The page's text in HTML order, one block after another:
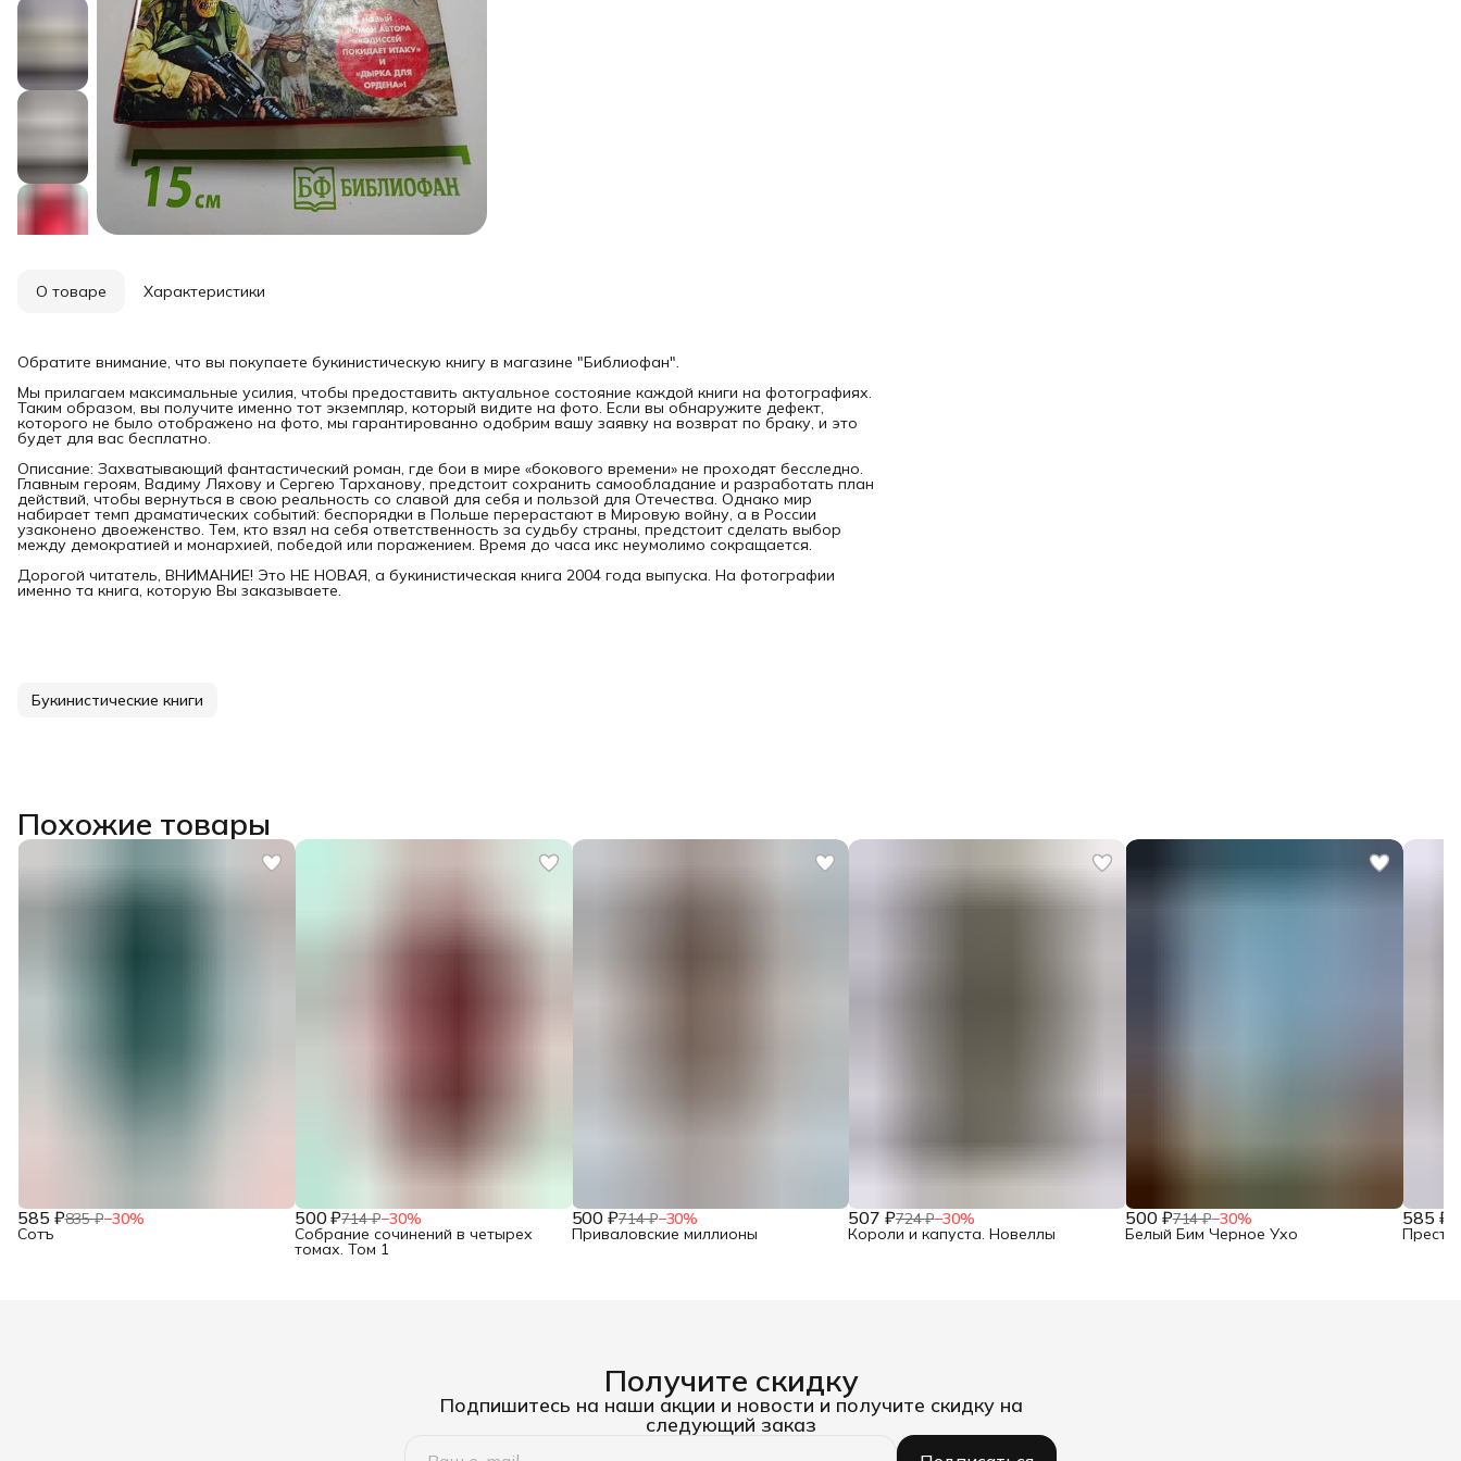
О товаре Характеристики
Обратите внимание, что вы покупаете букинистическую книгу в магазине "Библиофан".
Мы прилагаем максимальные усилия, чтобы предоставить актуальное состояние каждой книги на фотографиях.
Таким образом, вы получите именно тот экземпляр, который видите на фото. Если вы обнаружите дефект,
которого не было отображено на фото, мы гарантированно одобрим вашу заявку на возврат по браку, и это
будет для вас бесплатно.
Описание: Захватывающий фантастический роман, где бои в мире «бокового времени» не проходят бесследно.
Главным героям, Вадиму Ляхову и Сергею Тарханову, предстоит сохранить самообладание и разработать план
действий, чтобы вернуться в свою реальность со славой для себя и пользой для Отечества. Однако мир
набирает темп драматических событий: беспорядки в Польше перерастают в Мировую войну, а в России
узаконено двоеженство. Тем, кто взял на себя ответственность за судьбу страны, предстоит сделать выбор
между демократией и монархией, победой или поражением. Время до часа икс неумолимо сокращается.
Дорогой читатель, ВНИМАНИЕ! Это НЕ НОВАЯ, а букинистическая книга 2004 года выпуска. На фотографии
именно та книга, которую Вы заказываете.
Букинистические книги
Похожие товары
585 ₽835 ₽−30%
Сотъ
500 ₽714 ₽−30%
Собрание сочинений в четырех
томах. Том 1
500 ₽714 ₽−30%
Приваловские миллионы
507 ₽724 ₽−30%
Короли и капуста. Новеллы
500 ₽714 ₽−30%
Белый Бим Черное Ухо
585 ₽
Получите скидку
Подпишитесь на наши акции и новости и получите скидку на
следующий заказ